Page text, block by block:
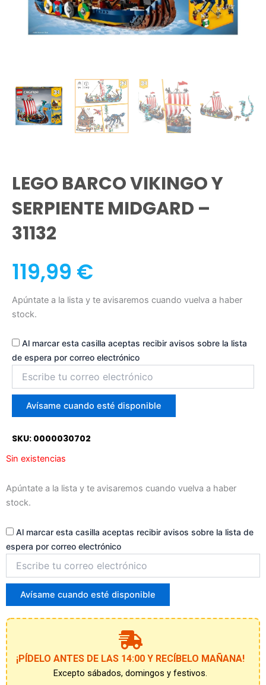
LEGO BARCO VIKINGO Y
SERPIENTE MIDGARD –
31132
119,99 €
Apúntate a la lista y te avisaremos cuando vuelva a haber
stock.
Al marcar esta casilla aceptas recibir avisos sobre la lista
de espera por correo electrónico
correo
para
unirte
la
lista
Avísame cuando esté disponible
SKU: 0000030702
Sin existencias
Apúntate a la lista y te avisaremos cuando vuelva a haber
stock.
Al marcar esta casilla aceptas recibir avisos sobre la lista de
espera por correo electrónico
correo
para
unirte
a
la
lista
de
espera
Avísame cuando esté disponible
¡PÍDELO ANTES DE LAS 14:00 Y RECÍBELO MAÑANA!
Excepto sábados, domingos y festivos.